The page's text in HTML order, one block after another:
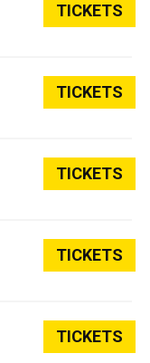
TICKETS
TICKETS
TICKETS
TICKETS
TICKETS